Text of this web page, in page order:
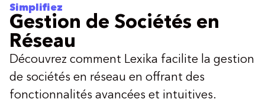
Simplifiez
Gestion de Sociétés en
Réseau
Découvrez comment Lexika facilite la gestion
de sociétés en réseau en offrant des
fonctionnalités avancées et intuitives.